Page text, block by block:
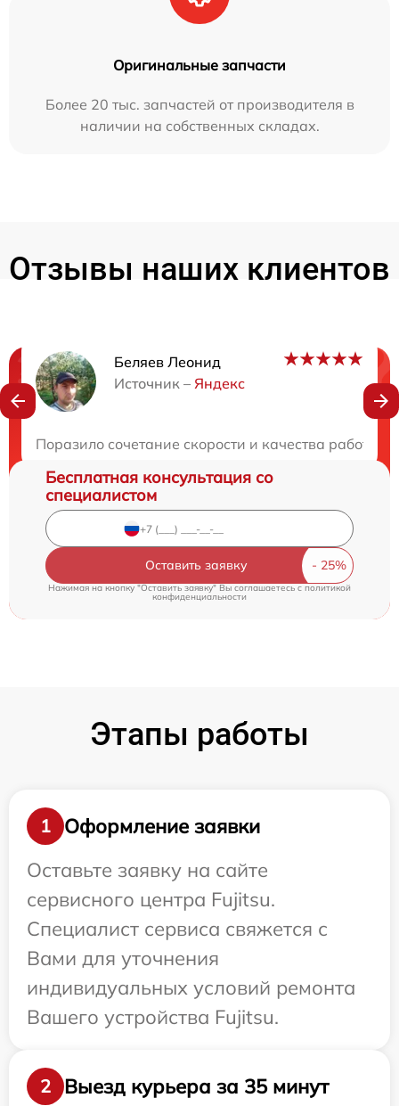
Оригинальные запчасти
Более 20 тыс. запчастей от производителя в
наличии на собственных складах.
Отзывы наших клиентов
Беляев Леонид
Источник – Яндекс
Поразило сочетание скорости и качества
Нужна консультация?
Бесплатная консультация со
специалистом
Оставить заявку
Нажимая на кнопку "Оставить заявку" Вы соглашаетесь cполитикой
конфиденциальности
Этапы работы
1
Оформление заявки
Оставьте заявку на сайте
сервисного центра Fujitsu.
Специалист сервиса свяжется с
Вами для уточнения
индивидуальных условий ремонта
Вашего устройства Fujitsu.
2 Выезд курьера за 35 минут